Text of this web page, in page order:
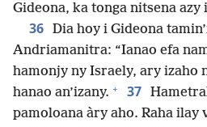
Gideona, ka tonga nitsena azy
36 Dia hoy i Gideona
Andriamanitra: “Ianao efa
hamonjy ny Israely, ary izaho
hanao an’izany. + 37
pamoloana àry aho. Raha ilay